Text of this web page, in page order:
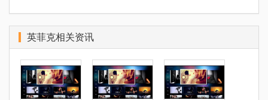
英菲克相关资讯